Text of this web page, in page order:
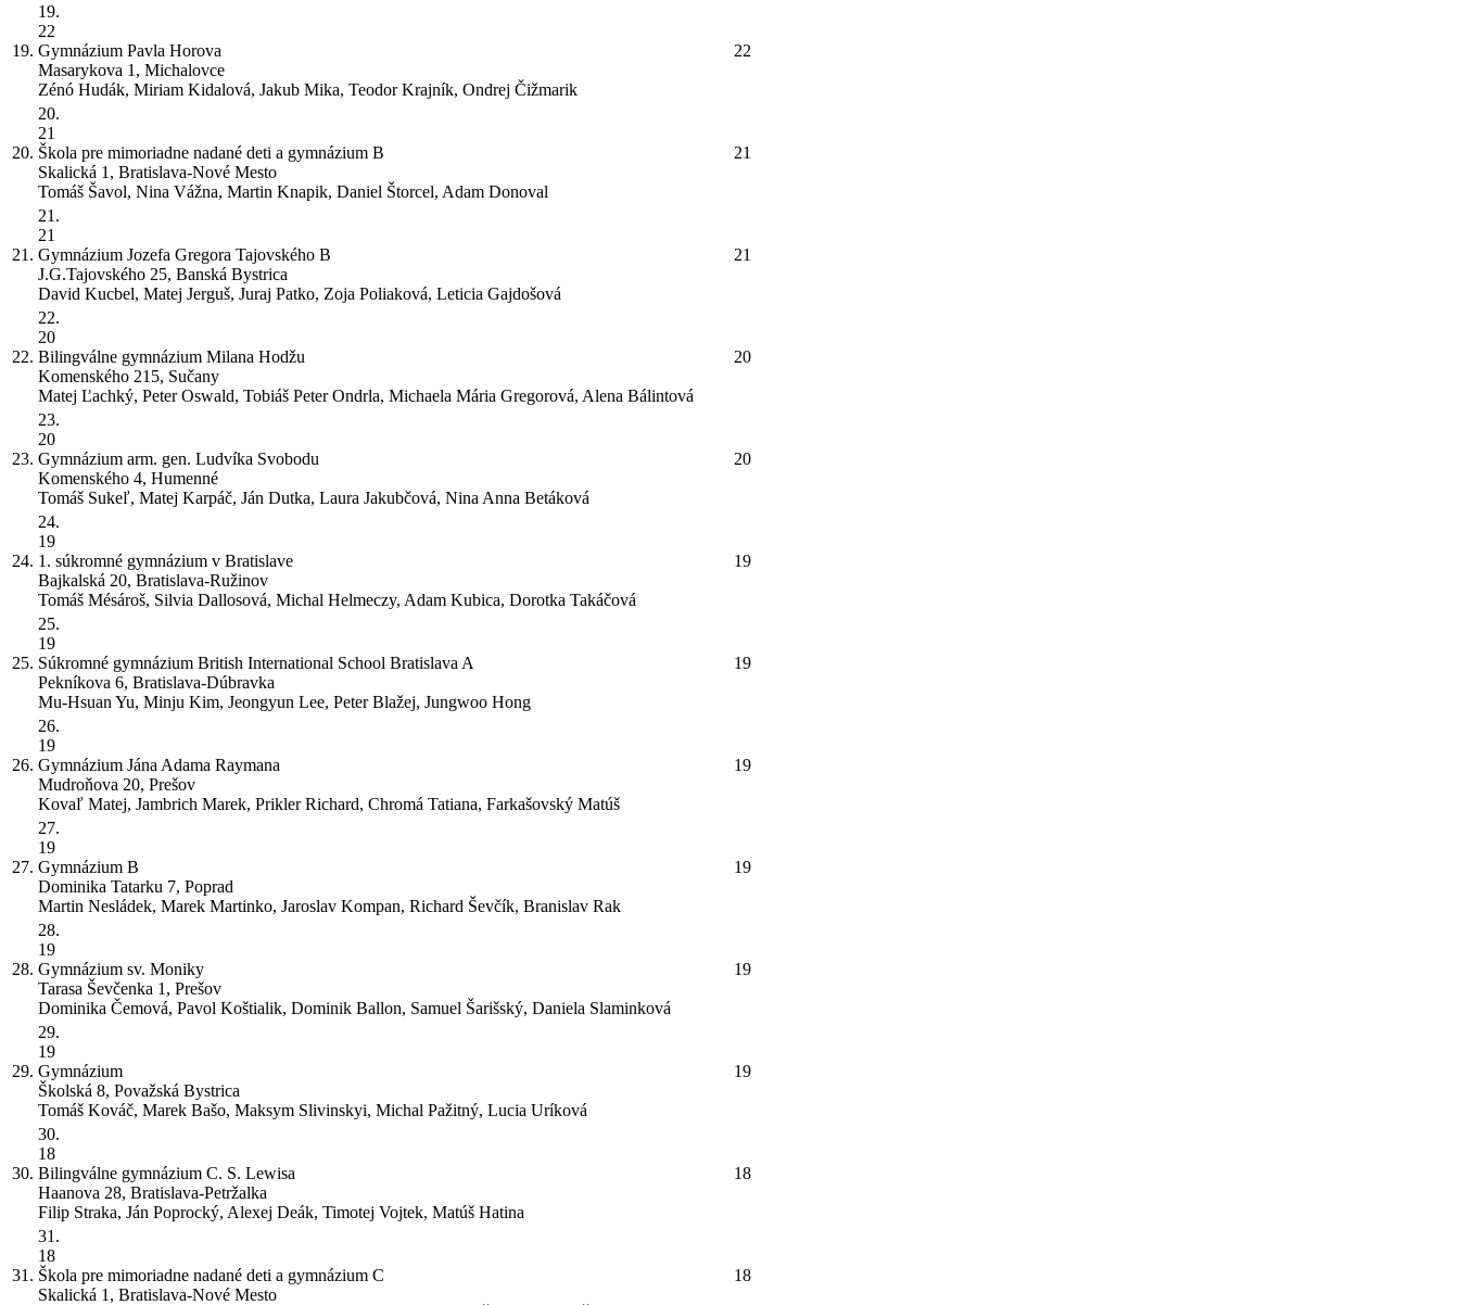
19.
19.
22
Gymnázium Pavla Horova
Masarykova 1, Michalovce
Zénó Hudák, Miriam Kidalová, Jakub Mika, Teodor Krajník, Ondrej Čižmarik
22
20.
20.
21
Škola pre mimoriadne nadané deti a gymnázium B
Skalická 1, Bratislava-Nové Mesto
Tomáš Šavol, Nina Vážna, Martin Knapik, Daniel Štorcel, Adam Donoval
21
21.
21.
21
Gymnázium Jozefa Gregora Tajovského B
J.G.Tajovského 25, Banská Bystrica
David Kucbel, Matej Jerguš, Juraj Patko, Zoja Poliaková, Leticia Gajdošová
21
22.
22.
20
Bilingválne gymnázium Milana Hodžu
Komenského 215, Sučany
Matej Ľachký, Peter Oswald, Tobiáš Peter Ondrla, Michaela Mária Gregorová, Alena Bálintová
20
23.
23.
20
Gymnázium arm. gen. Ludvíka Svobodu
Komenského 4, Humenné
Tomáš Sukeľ, Matej Karpáč, Ján Dutka, Laura Jakubčová, Nina Anna Betáková
20
24.
24.
19
1. súkromné gymnázium v Bratislave
Bajkalská 20, Bratislava-Ružinov
Tomáš Mésároš, Silvia Dallosová, Michal Helmeczy, Adam Kubica, Dorotka Takáčová
19
25.
25.
19
Súkromné gymnázium British International School Bratislava A
Pekníkova 6, Bratislava-Dúbravka
Mu-Hsuan Yu, Minju Kim, Jeongyun Lee, Peter Blažej, Jungwoo Hong
19
26.
26.
19
Gymnázium Jána Adama Raymana
Mudroňova 20, Prešov
Kovaľ Matej, Jambrich Marek, Prikler Richard, Chromá Tatiana, Farkašovský Matúš
19
27.
27.
19
Gymnázium B
Dominika Tatarku 7, Poprad
Martin Nesládek, Marek Martinko, Jaroslav Kompan, Richard Ševčík, Branislav Rak
19
28.
28.
19
Gymnázium sv. Moniky
Tarasa Ševčenka 1, Prešov
Dominika Čemová, Pavol Koštialik, Dominik Ballon, Samuel Šarišský, Daniela Slaminková
19
29.
29.
19
Gymnázium
Školská 8, Považská Bystrica
Tomáš Kováč, Marek Bašo, Maksym Slivinskyi, Michal Pažitný, Lucia Uríková
19
30.
30.
18
Bilingválne gymnázium C. S. Lewisa
Haanova 28, Bratislava-Petržalka
Filip Straka, Ján Poprocký, Alexej Deák, Timotej Vojtek, Matúš Hatina
18
31.
31.
18
Škola pre mimoriadne nadané deti a gymnázium C
Skalická 1, Bratislava-Nové Mesto
18